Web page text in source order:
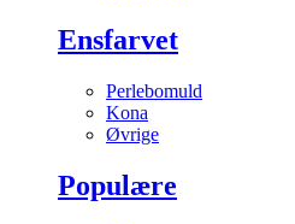
Ensfarvet
Perlebomuld
Kona
Øvrige
Populære